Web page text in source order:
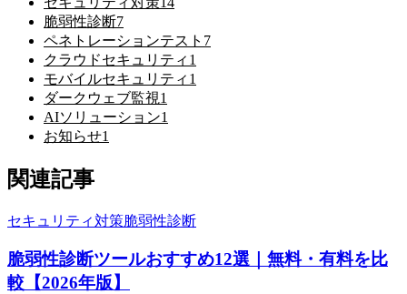
脆弱性診断7
ペネトレーションテスト 7
クラウドセキュリティ 1
モバイルセキュリティ 1
ダークウェブ監視1
AIソリューション1
お知らせ1
関連記事
セキュリティ対策脆弱性診断
脆弱性診断ツールおすすめ12選｜無料・有料を比
較【2026年版】